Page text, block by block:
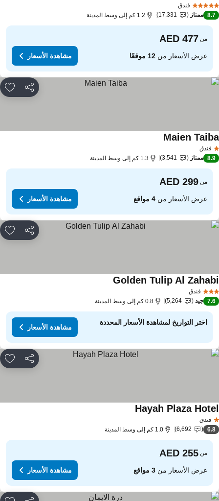
فندق
8.7 ممتاز 17,331 1.2 كم إلى وسط المدينة
من
عرض الأسعار من12 موقعًا مشاهدة الأسعار
مشاركة
فندق
Maien
8.9 ممتاز 3,541 1.3 كم إلى وسط المدينة
من
عرض الأسعار من4 مواقع مشاهدة الأسعار
مشاركة
فندق
Golden Tulip Al
7.6 جيد 5,264 0.8 كم إلى وسط المدينة
اختر التواريخ لمشاهدة الأسعار المحددة
مشاهدة الأسعار
مشاركة
فندق
Hayah Plaza
6.8
6,692 1.0 كم إلى وسط المدينة
من
عرض الأسعار من3 مواقع مشاهدة الأسعار